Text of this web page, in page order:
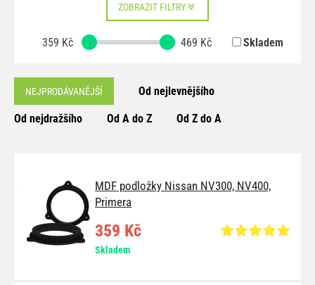
ZOBRAZIT FILTRY
359 Kč 469 Kč Skladem
NEJPRODÁVANĚJŠÍ Od nejlevnějšího
Od nejdražšího Od A do Z Od Z do A
MDF podložky Nissan NV300, NV400,
Primera
359 Kč
Skladem